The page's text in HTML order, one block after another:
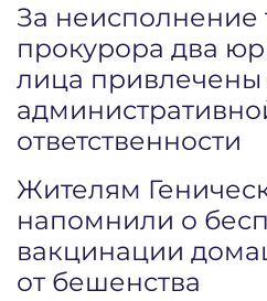
За неисполнение
прокурора два
лица привлечены
ответственности
Жителям
напомнили о
вакцинации
от бешенства